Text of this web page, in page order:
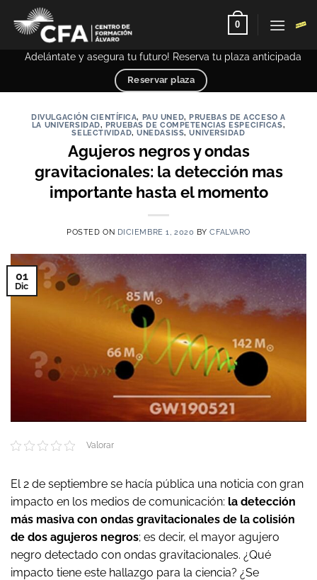
contenido
0
y asegura tu futuro! Reserva tu plaza anticipada – PCE
Reservar plaza
DIVULGACIÓN CIENTÍFICA, PAU UNED,PRUEBAS DE ACCESO A
LA UNIVERSIDAD, PRUEBAS DE COMPETENCIAS ESPECIFICAS,
SELECTIVIDAD,UNEDASISS,UNIVERSIDAD
Agujeros negros y ondas
gravitacionales: la detección mas
importante hasta el momento
POSTED ON DICIEMBRE 1, 2020 BYCFALVARO
01
Dic
Valorar
El 2 de septiembre se hacía pública una noticia con gran
impacto en los medios de comunicación: la detección
más masiva con ondas gravitacionales de la colisión
de dos agujeros negros; es decir, el mayor agujero
negro detectado con ondas gravitacionales. ¿Qué
impacto tiene este hallazgo para la ciencia? ¿Se